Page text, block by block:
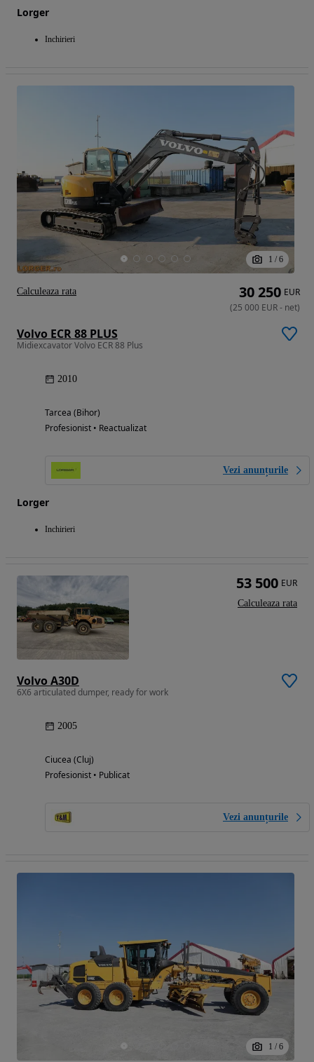
Lorger
Inchirieri
1 / 6
Volvo ECR 88 PLUS
Midiexcavator Volvo ECR 88 Plus
2010
Tarcea (Bihor)
Profesionist • Reactualizat
Vezi anunțurile
Lorger
Inchirieri
30 250 EUR
(25 000 EUR- net)
Calculeaza rata
Volvo A30D
6X6 articulated dumper, ready for work
2005
Ciucea (Cluj)
Profesionist • Publicat
Vezi anunțurile
53 500 EUR
Calculeaza rata
1 / 6